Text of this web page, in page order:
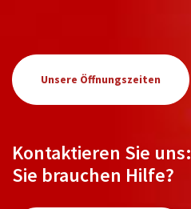
Unsere Öffnungszeiten
Kontaktieren Sie uns:
Sie brauchen Hilfe?